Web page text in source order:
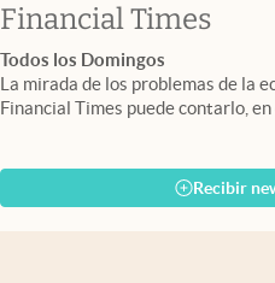
Financial Timesabre
Todos los Domingos
La mirada de los problemas de la
Financial Times puede contarlo,
Recibir